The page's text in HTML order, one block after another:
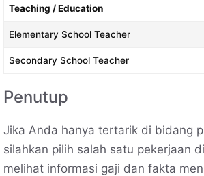
Teaching / Education
Elementary School Teacher
Secondary School Teacher
Penutup
Jika Anda hanya tertarik di bidang
silahkan pilih salah satu pekerjaan
melihat informasi gaji dan fakta